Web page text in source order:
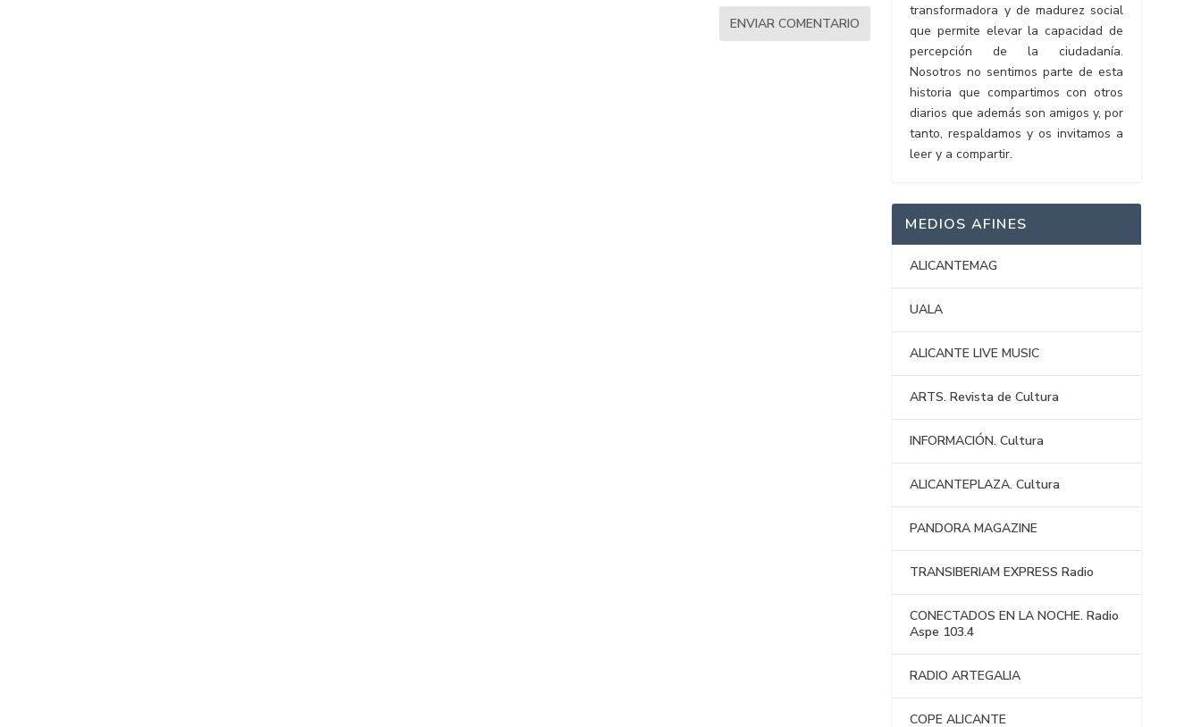
transformadora y de madurez social
que permite elevar la capacidad de
percepción de la ciudadanía.
Nosotros no sentimos parte de esta
historia que compartimos con otros
diarios que además son amigos y, por
tanto, respaldamos y os invitamos a
leer y a compartir.
MEDIOS AFINES
ALICANTEMAG
UALA
ALICANTE LIVE MUSIC
ARTS. Revista de Cultura
INFORMACIÓN. Cultura
ALICANTEPLAZA. Cultura
PANDORA MAGAZINE
TRANSIBERIAM EXPRESS Radio
CONECTADOS EN LA NOCHE. Radio
Aspe 103.4
RADIO ARTEGALIA
COPE ALICANTE